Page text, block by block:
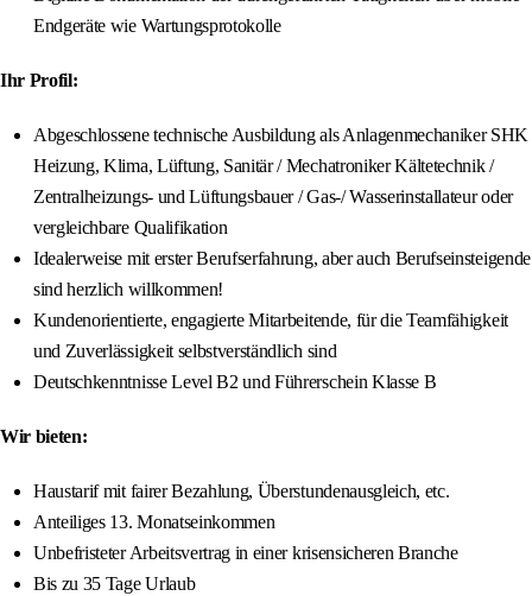
Endgeräte wie Wartungsprotokolle
Ihr Profil:
Abgeschlossene technische Ausbildung als Anlagenmechaniker SHK
Heizung, Klima, Lüftung, Sanitär / Mechatroniker Kältetechnik /
Zentralheizungs- und Lüftungsbauer / Gas-/ Wasserinstallateur oder
vergleichbare Qualifikation
Idealerweise mit erster Berufserfahrung, aber auch Berufseinsteigende
sind herzlich willkommen!
Kundenorientierte, engagierte Mitarbeitende, für die Teamfähigkeit
und Zuverlässigkeit selbstverständlich sind
Deutschkenntnisse Level B2 und Führerschein Klasse B
Wir bieten:
Haustarif mit fairer Bezahlung, Überstundenausgleich, etc.
Anteiliges 13. Monatseinkommen
Unbefristeter Arbeitsvertrag in einer krisensicheren Branche
Bis zu 35 Tage Urlaub